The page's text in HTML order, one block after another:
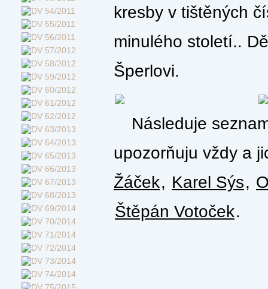
kresby v tištěných
minulého století..
Šperlovi.
Následuje
upozorňuju vždy a
Žáček, Karel Sýs,
Štěpán Votoček.